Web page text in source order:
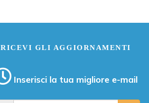
RICEVI GLI AGGIORNAMENTI
Inserisci la tua migliore e-mail